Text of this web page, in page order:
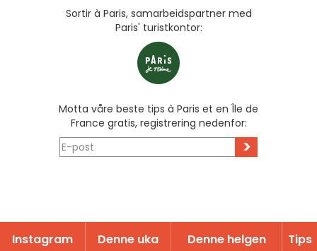
Sortir à Paris, samarbeidspartner med
Paris' turistkontor:
Motta våre beste tips à Paris et en Île de
France gratis, registrering nedenfor:
>
Instagram Denne uka Denne helgen Tips